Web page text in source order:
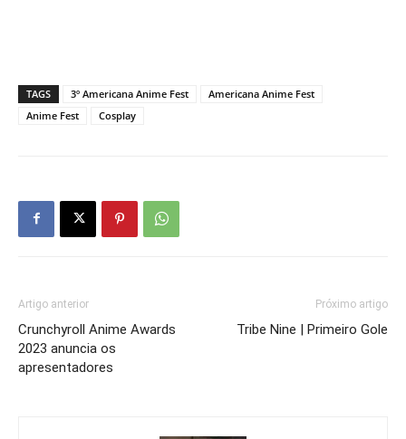
TAGS 3º Americana Anime Fest
Americana Anime Fest
Anime Fest
Cosplay
Artigo anterior
Crunchyroll Anime Awards
2023 anuncia os
apresentadores
Próximo artigo
Tribe Nine | Primeiro Gole